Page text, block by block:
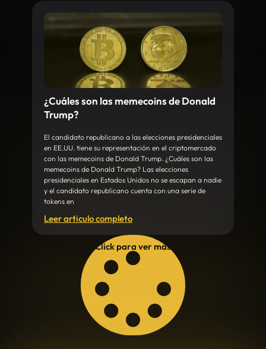
¿Cuáles son las memecoins de Donald
Trump?
El candidato republicano a las elecciones presidenciales
en EE.UU. tiene su representación en el criptomercado
con las memecoins de Donald Trump. ¿Cuáles son las
memecoins de Donald Trump? Las elecciones
presidenciales en Estados Unidos no se escapan a nadie
y el candidato republicano cuenta con una serie de
tokens en
Leer articulo completo
Click para ver más